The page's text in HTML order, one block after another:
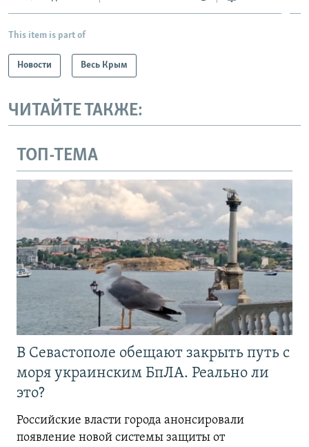
This item is part of
Новости Весь Крым
ЧИТАЙТЕ ТАКЖЕ:
ТОП-ТЕМА
В Севастополе обещают закрыть путь с
моря украинским БпЛА. Реально ли
это?
Российские власти города анонсировали
появление новой системы защиты от